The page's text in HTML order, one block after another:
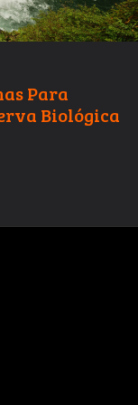
Para
Biológica